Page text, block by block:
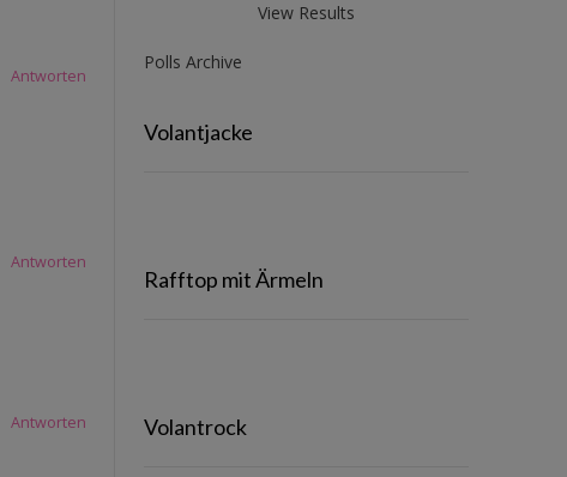
Antworten
Antworten
Antworten
View Results
Polls Archive
Volantjacke
Rafftop mit Ärmeln
Volantrock